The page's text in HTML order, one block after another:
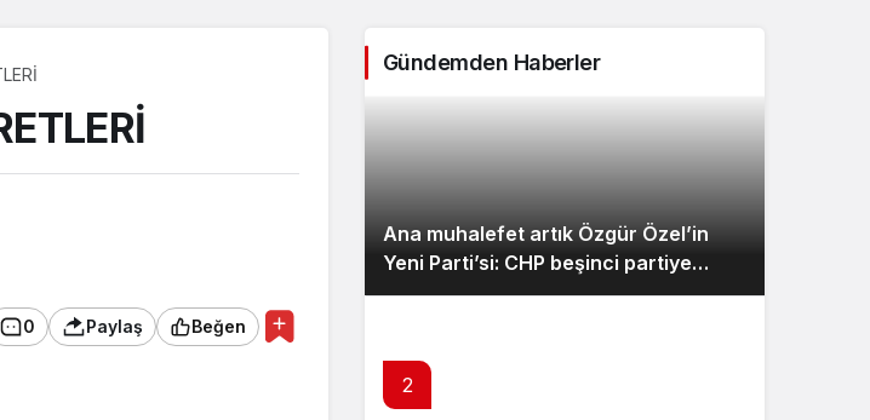
0 Paylaş Beğen
Gündemden Haberler
Ana muhalefet artık Özgür Özel’in
Yeni Parti’si: CHP beşinci partiye
düştü, Meclis’teki dağılım sil baştan
2